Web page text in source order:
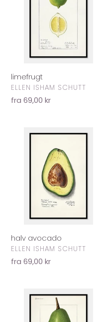
limefrugt
FORHANDLER
ELLEN ISHAM SCHUTT
Normalpris
fra 69,00 kr
halv avocado
FORHANDLER
ELLEN ISHAM SCHUTT
Normalpris
fra 69,00 kr